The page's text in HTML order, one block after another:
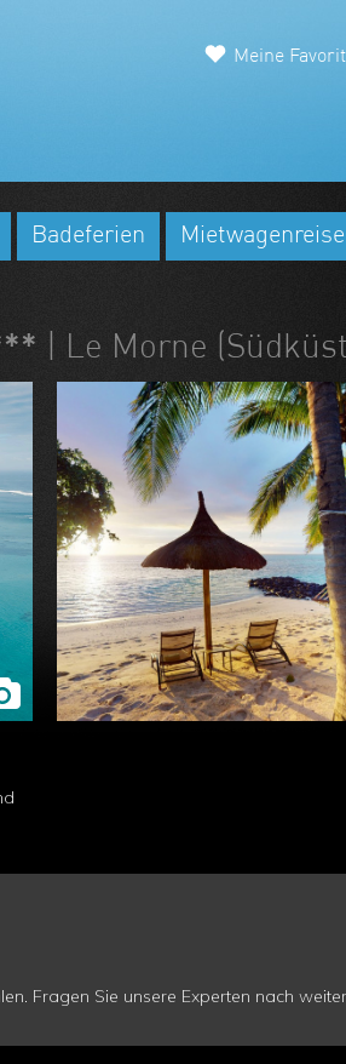
Meine
Badeferien
| Le Morne
Fragen Sie unsere Experten nach